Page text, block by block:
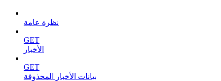
نظرة عامة
GET
الأخبار
GET
بيانات الأخبار المحذوفة